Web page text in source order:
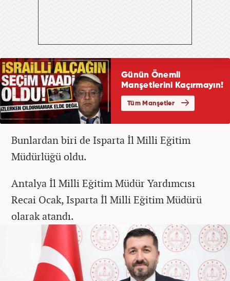
Bunlardan biri de Isparta İl Milli Eğitim
Müdürlüğü oldu.
Antalya İl Milli Eğitim Müdür Yardımcısı
Recai Ocak, Isparta İl Milli Eğitim Müdürü
olarak atandı.